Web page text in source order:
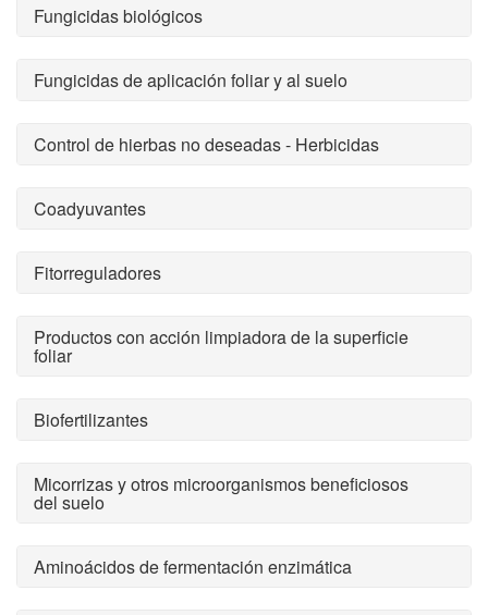
Fungicidas biológicos
Fungicidas de aplicación foliar y al suelo
Control de hierbas no deseadas - Herbicidas
Coadyuvantes
Fitorreguladores
Productos con acción limpiadora de la superficie
foliar
Biofertilizantes
Micorrizas y otros microorganismos beneficiosos
del suelo
Aminoácidos de fermentación enzimática